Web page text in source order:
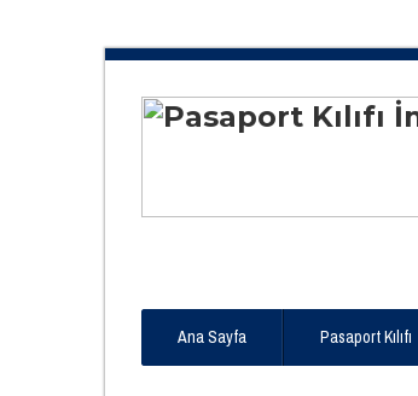
Ana Sayfa Pasaport Kılıfı